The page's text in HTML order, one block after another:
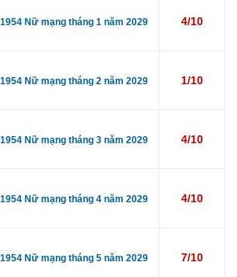
Nữ mạng tháng 1 năm 2029 4/10
Nữ mạng tháng 2 năm 2029 1/10
Nữ mạng tháng 3 năm 2029 4/10
Nữ mạng tháng 4 năm 2029 4/10
Nữ mạng tháng 5 năm 2029 7/10